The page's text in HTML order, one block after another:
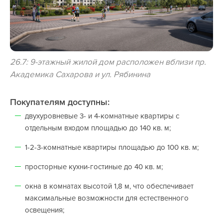
26.7: 9-этажный жилой дом расположен вблизи пр.
Академика Сахарова и ул. Рябинина
Покупателям доступны:
двухуровневые 3- и 4-комнатные квартиры с
отдельным входом площадью до 140 кв. м;
1-2-3-комнатные квартиры площадью до 100 кв. м;
просторные кухни-гостиные до 40 кв. м;
окна в комнатах высотой 1,8 м, что обеспечивает
максимальные возможности для естественного
освещения;